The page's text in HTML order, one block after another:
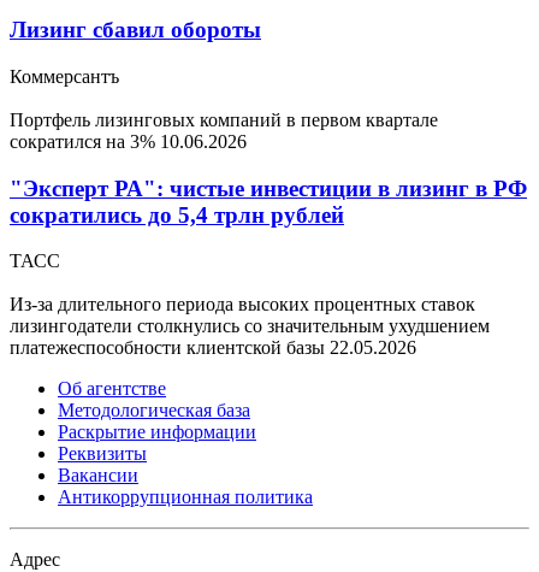
Лизинг сбавил обороты
Коммерсантъ
Портфель лизинговых компаний в первом квартале
сократился на 3% 10.06.2026
"Эксперт РА": чистые инвестиции в лизинг в РФ
сократились до 5,4 трлн рублей
ТАСС
Из-за длительного периода высоких процентных ставок
лизингодатели столкнулись со значительным ухудшением
платежеспособности клиентской базы 22.05.2026
Об агентстве
Методологическая база
Раскрытие информации
Реквизиты
Вакансии
Антикоррупционная политика
Адрес